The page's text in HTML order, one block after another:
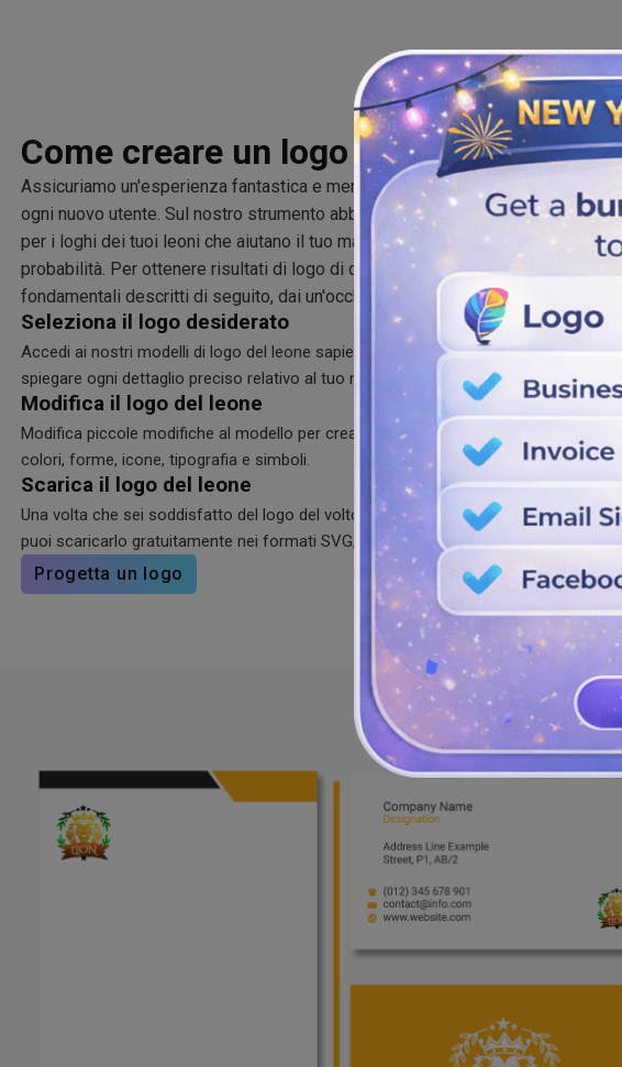
Come creare un logo con un leone?
Assicuriamo un'esperienza fantastica e memorabile con il nostro creatore di
ogni nuovo utente. Sul nostro strumento abbiamo combinazioni di colori,
per i loghi dei tuoi leoni che aiutano il tuo marchio a rimanere in competizione
probabilità. Per ottenere risultati di logo di qualità, devi seguire alcuni passaggi
fondamentali descritti di seguito, dai un'occhiata!
Seleziona il logo desiderato
Accedi ai nostri modelli di logo del leone sapientemente progettati per scegliere
spiegare ogni dettaglio preciso relativo al tuo marchio.
Modifica il logo del leone
Modifica piccole modifiche al modello per creare fantastici loghi del re leone
colori, forme, icone, tipografia e simboli.
Scarica il logo del leone
Una volta che sei soddisfatto del logo del volto dei tuoi sogni con il compito del
puoi scaricarlo gratuitamente nei formati SVG, PNG e JPG sul nostro sito Web.
Progetta un logo